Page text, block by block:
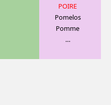
POIRE
Pomelos
Pomme
…